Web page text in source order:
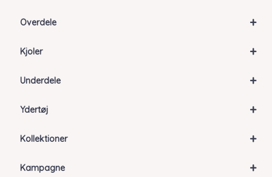
+
Overdele
+
Kjoler
+
Underdele
+
Ydertøj
+
Kollektioner
+
Kampagne